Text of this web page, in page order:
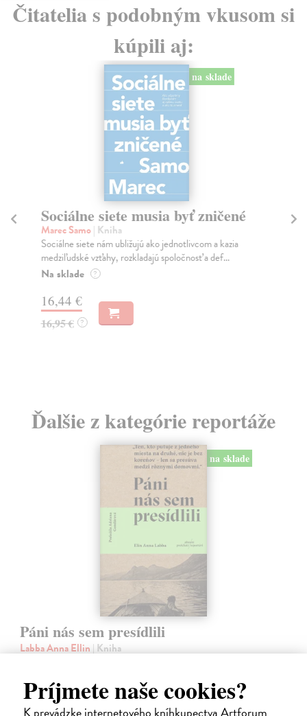
Príjmete naše cookies?
K prevádzke internetového kníhkupectva Artforum
Čitatelia s podobným vkusom si
kúpili aj:
na sklade
Sociálne siete musia byť zničené
Marec Samo| Kniha
Sociálne siete nám ubližujú ako jednotlivcom a kazia
medziľudské vzťahy, rozkladajú spoločnosť a def...
Na sklade ?
16,44 €
16,95 € ?
Ďalšie z kategórie reportáže
na sklade
Páni nás sem presídlili
Labba Anna Ellin | Kniha
krajine zanechali dejiny.
Na sklade